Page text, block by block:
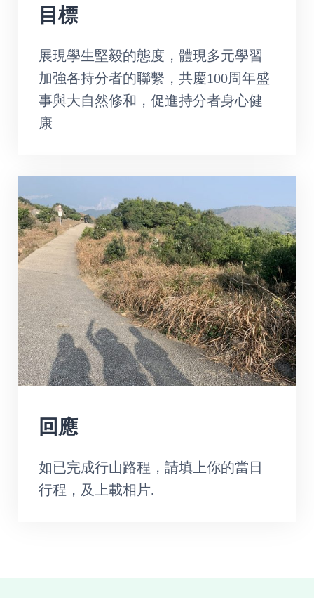
目標
展現學生堅毅的態度，體現多元學習
加強各持分者的聯繫，共慶100周年盛
事與大自然修和，促進持分者身心健
康
回應
如已完成行山路程，請填上你的當日
行程，及上載相片.